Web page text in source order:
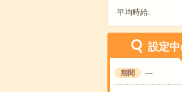
平均時給:
設定
期間 ---